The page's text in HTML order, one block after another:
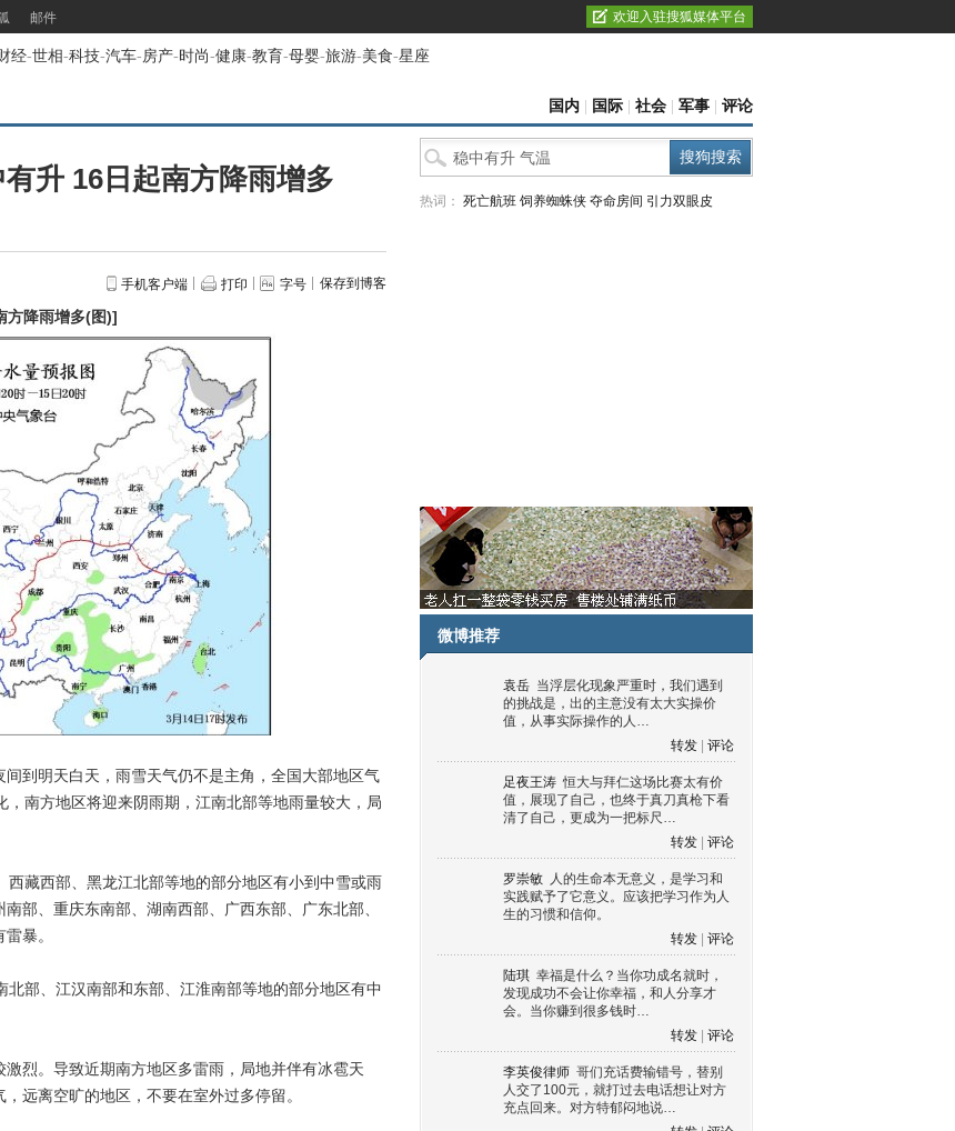
邮件 欢迎入驻搜狐媒体平台
经-世相-科技-汽车-房产-时尚-健康-教育-母婴-旅游-美食-星座
国内 国际 社会 军事 评论
升 16日起南方降雨增多
手机客户端 打印 字号 保存到博客
方降雨增多(图)]
明天白天，雨雪天气仍不是主角，全国大部地区气
南方地区将迎来阴雨期，江南北部等地雨量较大，局
藏西部、黑龙江北部等地的部分地区有小到中雪或雨
部、重庆东南部、湖南西部、广西东部、广东北部、
暴。
部、江汉南部和东部、江淮南部等地的部分地区有中
。导致近期南方地区多雷雨，局地并伴有冰雹天
远离空旷的地区，不要在室外过多停留。
热词： 死亡航班 饲养蜘蛛侠 夺命房间 引力双眼皮
微博推荐
袁岳 当浮层化现象严重时，我们遇到
的挑战是，出的主意没有太大实操价
值，从事实际操作的人…
转发
评论
足夜王涛 恒大与拜仁这场比赛太有价
值，展现了自己，也终于真刀真枪下看
清了自己，更成为一把标尺…
转发
评论
罗崇敏 人的生命本无意义，是学习和
实践赋予了它意义。应该把学习作为人
生的习惯和信仰。
转发
评论
陆琪 幸福是什么？当你功成名就时，
发现成功不会让你幸福，和人分享才
会。当你赚到很多钱时…
转发
评论
李英俊律师 哥们充话费输错号，替别
人交了100元，就打过去电话想让对方
充点回来。对方特郁闷地说…